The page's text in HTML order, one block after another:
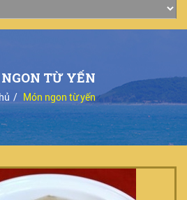
TỪ YẾN
Món ngon từ yến